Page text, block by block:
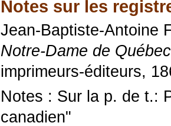
Notes sur les
Jean-Baptiste-Antoine
Notre-Dame de Québec
imprimeurs-éditeurs,
Notes : Sur la p. de t.:
canadien"